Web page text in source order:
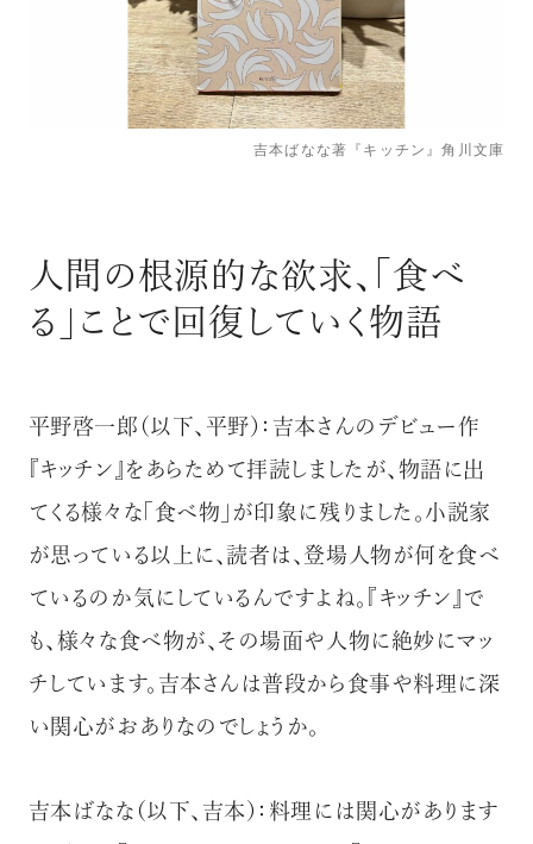
吉本ばなな著『キッチン』角川文庫
人間の根源的な欲求、「食べ
る」ことで回復していく物語
平野啓一郎（以下、平野）：吉本さんのデビュー作
『キッチン』をあらためて拝読しましたが、物語に出
てくる様々な「食べ物」が印象に残りました。小説家
が思っている以上に、読者は、登場人物が何を食べ
ているのか気にしているんですよね。『キッチン』で
も、様々な食べ物が、その場面や人物に絶妙にマッ
チしています。吉本さんは普段から食事や料理に深
い関心がおありなのでしょうか。
吉本ばなな（以下、吉本）：料理には関心があります